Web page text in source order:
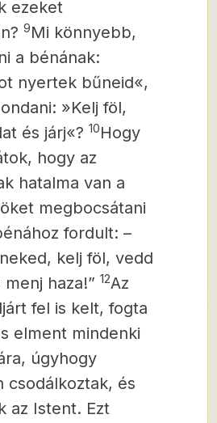
ezeket
9Mi könnyebb,
a bénának:
nyertek bűneid«,
»Kelj föl,
és járj«? 10Hogy
hogy az
hatalma van a
megbocsátani
fordult: –
kelj föl, vedd
haza!” 12Az
fel is kelt, fogta
elment mindenki
úgyhogy
csodálkoztak, és
az Istent. Ezt